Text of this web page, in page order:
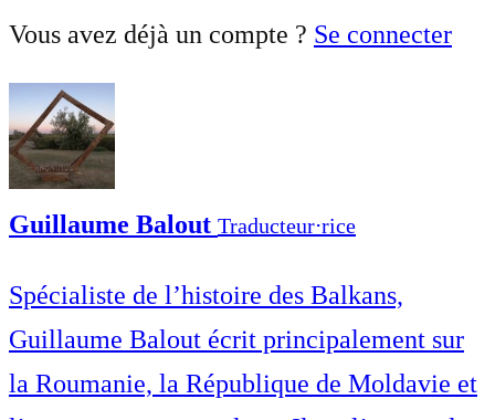
Vous avez déjà un compte ? Se connecter
Guillaume Balout Traducteur⋅rice
Spécialiste de l’histoire des Balkans,
Guillaume Balout écrit principalement sur
la Roumanie, la République de Moldavie et